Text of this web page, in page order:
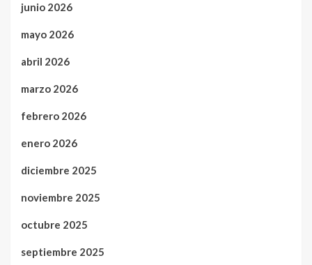
junio 2026
mayo 2026
abril 2026
marzo 2026
febrero 2026
enero 2026
diciembre 2025
noviembre 2025
octubre 2025
septiembre 2025